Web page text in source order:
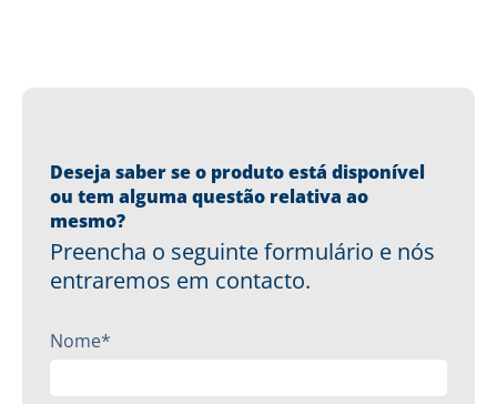
Deseja saber se o produto está disponível
ou tem alguma questão relativa ao
mesmo?
Preencha o seguinte formulário e nós
entraremos em contacto.
Nome*